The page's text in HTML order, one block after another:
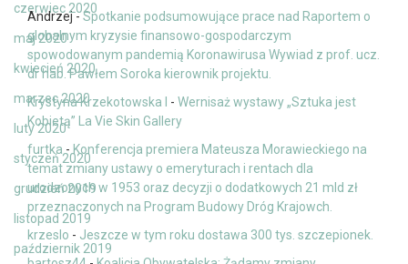
czerwiec 2020
maj 2020
kwiecień 2020
marzec 2020
luty 2020
styczeń 2020
grudzień 2019
listopad 2019
październik 2019
Andrzej-Spotkanie podsumowujące prace nad Raportem o
globalnym kryzysie finansowo-gospodarczym
spowodowanym pandemią Koronawirusa Wywiad z prof. ucz.
dr hab. Pawłem Soroka kierownik projektu.
Krystyna Krzekotowska I
- Wernisaż wystawy „Sztuka jest
Kobietą” La Vie Skin Gallery
furtka - Konferencja premiera Mateusza Morawieckiego na
temat zmiany ustawy o emeryturach i rentach dla
urodzonych w 1953 oraz decyzji o dodatkowych 21 mld zł
przeznaczonych na Program Budowy Dróg Krajowch.
krzeslo - Jeszcze w tym roku dostawa 300 tys. szczepionek.